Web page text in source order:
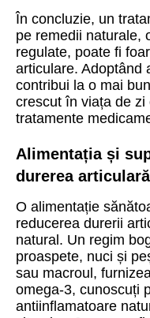
În concluzie, un
pe remedii naturale,
regulate, poate fi
articulare. Adoptând
contribui la o mai
crescut în viața de
tratamente
Alimentația și
durerea articulară
O alimentație
reducerea durerii
natural. Un regim
proaspete, nuci și
sau macroul,
omega-3, cunoscuți
antiinflamatoare